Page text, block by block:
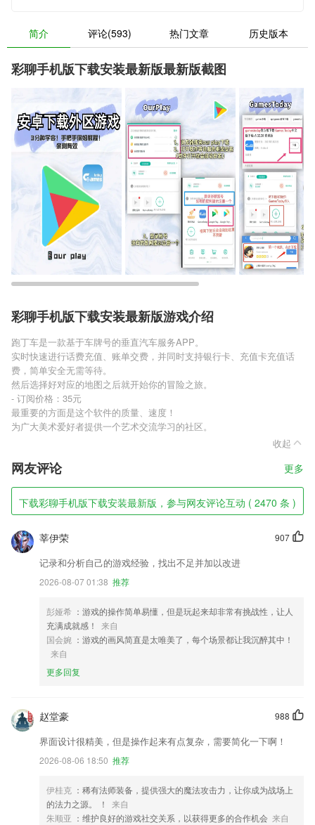
简介 评论(593) 热门文章 历史版本
彩聊手机版下载安装最新版最新版截图
彩聊手机版下载安装最新版游戏介绍
跑丁车是一款基于车牌号的垂直汽车服务APP。
实时快速进行话费充值、账单交费，并同时支持银行卡、充值卡充值话
费，简单安全无需等待。
然后选择好对应的地图之后就开始你的冒险之旅。
- 订阅价格：35元
最重要的方面是这个软件的质量、速度！
为广大美术爱好者提供一个艺术交流学习的社区。
收起
网友评论 更多
下载彩聊手机版下载安装最新版，参与网友评论互动 ( 2470 条 )
907
莘伊荣
记录和分析自己的游戏经验，找出不足并加以改进
2026-08-07 01:38 推荐
彭娅希 ：游戏的操作简单易懂，但是玩起来却非常有挑战性，让人
充满成就感！
来自
国会婉 ：游戏的画风简直是太唯美了，每个场景都让我沉醉其中！
来自
更多回复
988
赵堂豪
界面设计很精美，但是操作起来有点复杂，需要简化一下啊！
2026-08-06 18:50 推荐
伊桂克 ：稀有法师装备，提供强大的魔法攻击力，让你成为战场上
的法力之源。 ！
来自
朱顺亚 ：维护良好的游戏社交关系，以获得更多的合作机会 来自